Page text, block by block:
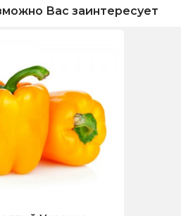
Вас заинтересует